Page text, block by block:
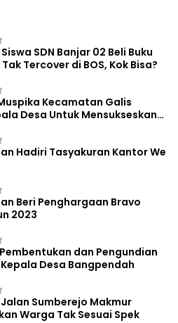
SDN Banjar 02 Beli Buku
Tercover di BOS, Kok Bisa?
Kecamatan Galis
Desa Untuk Mensukseskan
Hadiri Tasyakuran Kantor We
Beri Penghargaan Bravo
2023
dan Pengundian
Desa Bangpendah
Sumberejo Makmur
Warga Tak Sesuai Spek